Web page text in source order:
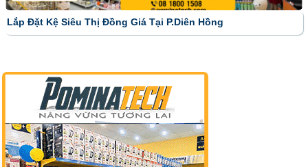
Lắp Đặt Kệ Siêu Thị Đồng Giá Tại P.Diên Hồng